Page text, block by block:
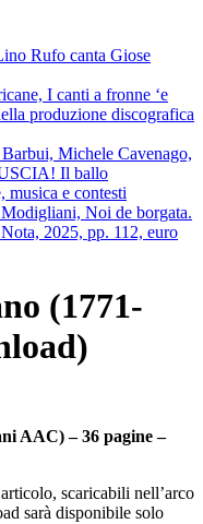
Rufo canta Giose
I canti a fronne ‘e
produzione discografica
Michele Cavenago,
Il ballo
musica e contesti
Noi de borgata.
2025, pp. 112, euro
(1771-
AAC)– 36 pagine –
scaricabili nell’arco
sarà disponibile solo